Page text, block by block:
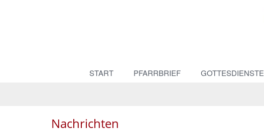
START PFARRBRIEF GOTTESDIENSTE
Nachrichten